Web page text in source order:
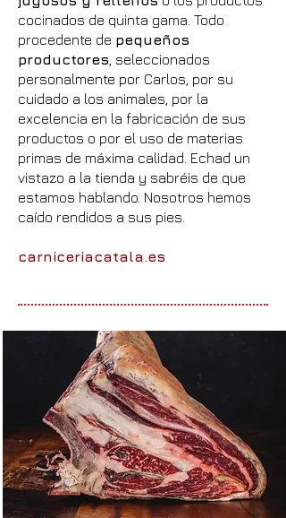
cocinados de quinta gama. Todo
procedente de pequeños
productores , seleccionados
personalmente por Carlos, por su
cuidado a los animales, por la
excelencia en la fabricación de sus
productos o por el uso de materias
primas de máxima calidad. Echad un
vistazo a la tienda y sabréis de que
estamos hablando. Nosotros hemos
caído rendidos a sus pies.
carniceriacatala.es